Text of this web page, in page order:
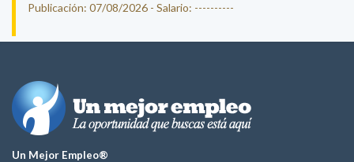
Publicación: 07/08/2026 - Salario: ----------
Un Mejor Empleo®